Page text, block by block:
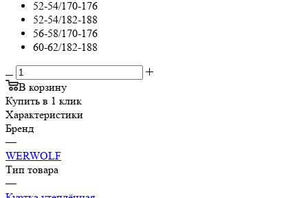
52-54/170-176
52-54/182-188
56-58/170-176
60-62/182-188
В корзину
Купить в 1 клик
Характеристики
Бренд
—
WERWOLF
Тип товара
—